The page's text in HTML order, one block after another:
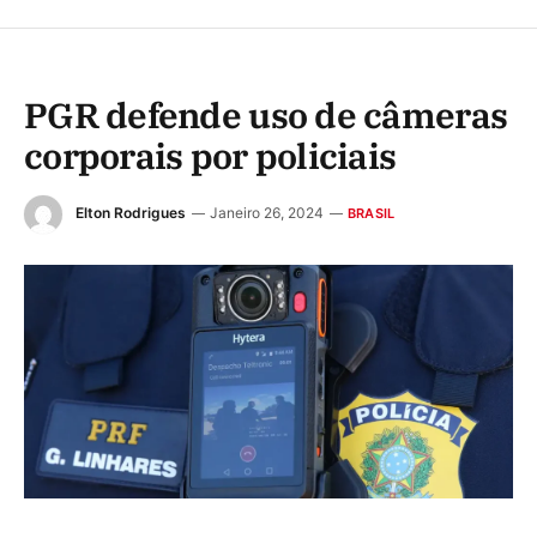
PGR defende uso de câmeras
corporais por policiais
Elton Rodrigues Janeiro 26, 2024 BRASIL